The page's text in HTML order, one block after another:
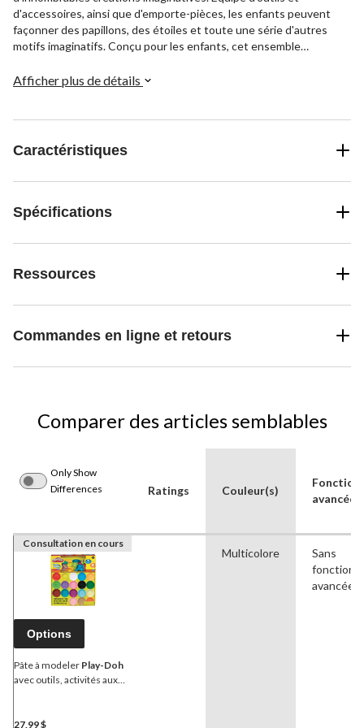
d'accessoires, ainsi que d'emporte-pièces, les enfants peuvent
façonner des papillons, des étoiles et toute une série d'autres
motifs imaginatifs. Conçu pour les enfants, cet ensemble
pratiques.
Afficher plus de détails
Caractéristiques
Spécifications
Ressources
Commandes en ligne et retours
Comparer des articles semblables
Only Show
Differences
Ratings Couleur(s)
avancées
Consultation en cours
Options
Pâte à modeler Play-Doh
avec outils, activités aux
27,99 $
Multicolore
Sans
avancées